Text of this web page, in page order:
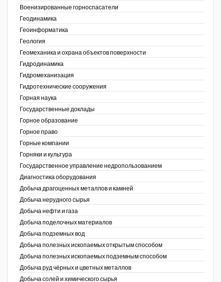
Военизированные горноспасатели
Геодинамика
Геоинформатика
Геология
Геомеханика и охрана объектов поверхности
Гидродинамика
Гидромеханизация
Гидротехнические сооружения
Горная наука
Государственные доклады
Горное образование
Горное право
Горные компании
Горняки и культура
Государственное управление недропользованием
Диагностика оборудования
Добыча драгоценных металлов и камней
Добыча нерудного сырья
Добыча нефти и газа
Добыча поделочных материалов
Добыча подземных вод
Добыча полезных ископаемых открытым способом
Добыча полезных ископаемых подземным способом
Добыча руд чёрных и цветных металлов
Добыча солей и химического сырья
НефтьГазПраво
Разведка и охрана недр
Стандарт качества
Уголь Кузбасса
Химагрегаты
Coal People Magazine
PWC